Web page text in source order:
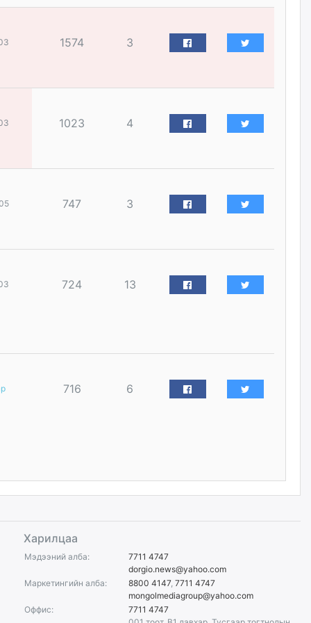
наймдугаар сарын 14-нөөс
уржигдар
үйлчилгээний ажилтнуудын
холбоотой ГОМДОЛ их байгааг
дурдлаа
уржигдар
Өмгөөлөгч Б.Оюунбилэг:
хууль хяналтын байгууллагаар
шалгуулж, торны цаана
Д.Амарбаясгалан:
улсаас авдаг хараат байдлаа
зогсоож, Арабын орнуудаас
нийлүүлэх ажлыг сэргээх
дүүрдэг
АИ-92 шатахууны нийлүүлэлт
тасралтгүй үргэлжилж байна
уржигдар
1574 3
1023 4
747 3
724 13
716 6
Харилцаа
Мэдээний алба:
7711 4747
dorgio.news@yahoo.com
Маркетингийн алба:
8800 4147, 7711 4747
mongolmediagroup@yahoo.com
Оффис:
7711 4747